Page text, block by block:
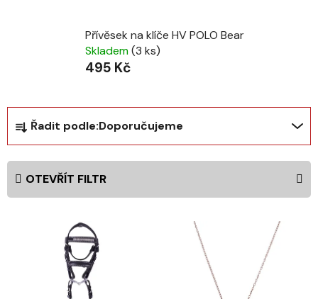
Přívěsek na klíče HV POLO Bear
Skladem(3 ks)
495 Kč
a
z
e
n
Řadit podle:Doporučujeme
OTEVŘÍT FILTR